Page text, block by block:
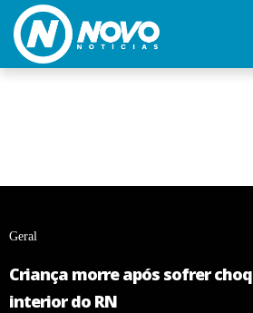
Geral
Criança morre após sofrer
interior do RN